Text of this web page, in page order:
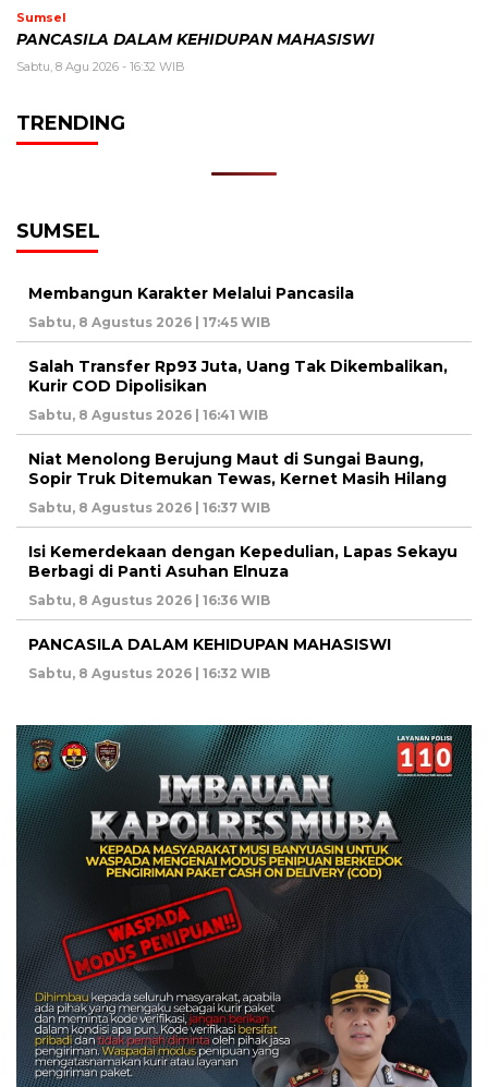
Sumsel
PANCASILA DALAM KEHIDUPAN MAHASISWI
Sabtu, 8 Agu 2026 - 16:32 WIB
TRENDING
SUMSEL
Membangun Karakter Melalui Pancasila
Sabtu, 8 Agustus 2026 | 17:45 WIB
Salah Transfer Rp93 Juta, Uang Tak Dikembalikan,
Kurir COD Dipolisikan
Sabtu, 8 Agustus 2026 | 16:41 WIB
Niat Menolong Berujung Maut di Sungai Baung,
Sopir Truk Ditemukan Tewas, Kernet Masih Hilang
Sabtu, 8 Agustus 2026 | 16:37 WIB
Isi Kemerdekaan dengan Kepedulian, Lapas Sekayu
Berbagi di Panti Asuhan Elnuza
Sabtu, 8 Agustus 2026 | 16:36 WIB
PANCASILA DALAM KEHIDUPAN MAHASISWI
Sabtu, 8 Agustus 2026 | 16:32 WIB